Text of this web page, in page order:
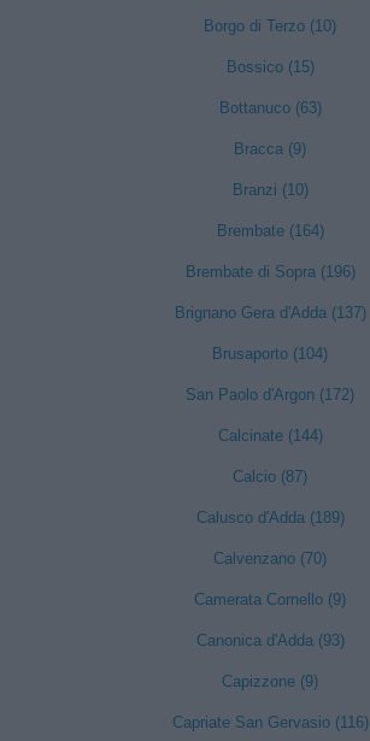
Borgo di Terzo (10)
Bossico (15)
Bottanuco (63)
Bracca (9)
Branzi (10)
Brembate (164)
Brembate di Sopra (196)
Brignano Gera d'Adda (137)
Brusaporto (104)
San Paolo d'Argon (172)
Calcinate (144)
Calcio (87)
Calusco d'Adda (189)
Calvenzano (70)
Camerata Cornello (9)
Canonica d'Adda (93)
Capizzone (9)
Capriate San Gervasio (116)